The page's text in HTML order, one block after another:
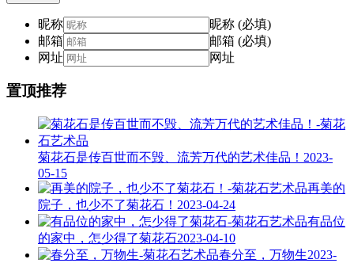
昵称
昵称 (必填)
邮箱
邮箱 (必填)
网址
网址
置顶推荐
菊花石是传百世而不毁、流芳万代的艺术佳品！ 2023-
05-15
再美的
院子，也少不了菊花石！ 2023-04-24
有品位
的家中，怎少得了菊花石2023-04-10
春分至，万物生2023-